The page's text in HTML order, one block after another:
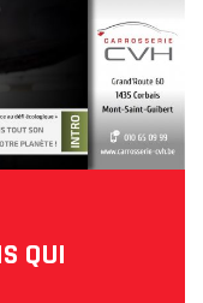
QUI